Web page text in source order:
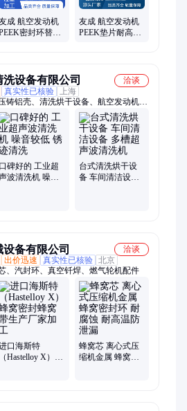
成 航空发动机
密封环替代
友成 航空发动机
PEEK垫片耐高温
洗设备有限公司
洽谈
真实性已核验
上海
铸铝壳、清洗烘干设备、航空发动机、
机、工业清洗机、旋转喷淋清洗机、碳
、通过式喷淋清洗机
口碑好的 工业超
波清洗机 噪音
台式清洗烘干设
备 车间清洁设备
备有限公司
洽谈
出价迅速 真实性已核验 北京
、汽封环、真空钎焊、燃气轮机配件
口海斯特
（Hastelloy X）蜂
蜂窝芯 离心式压
缩机金属 蜂窝密